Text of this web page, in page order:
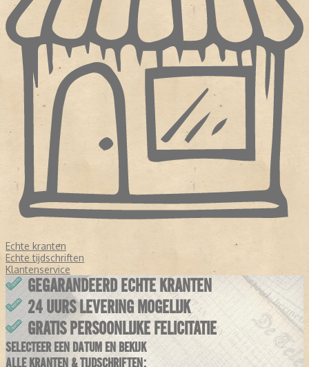
Echte kranten
Echte tijdschriften
Klantenservice
GEGARANDEERD ECHTE KRANTEN
24 UURS LEVERING MOGELIJK
GRATIS PERSOONLIJKE FELICITATIE
SELECTEER EEN DATUM EN BEKIJK
ALLE KRANTEN & TIJDSCHRIFTEN: